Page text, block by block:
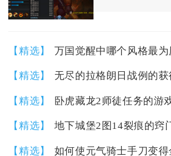
【精选】 万国觉醒中哪个风格最为
【精选】
【精选】 卧虎藏龙2师徒任务的游
【精选】 地下城堡2图14裂痕的窍
【精选】 如何使元气骑士手刀变得